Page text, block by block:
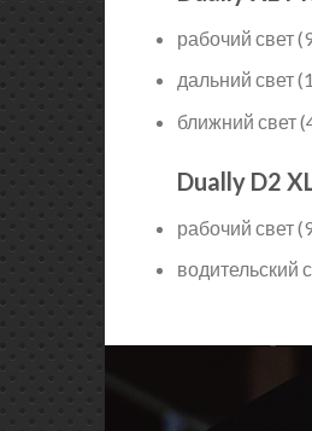
рабочий свет
дальний свет
ближний свет
Dually D2
рабочий свет
водительский